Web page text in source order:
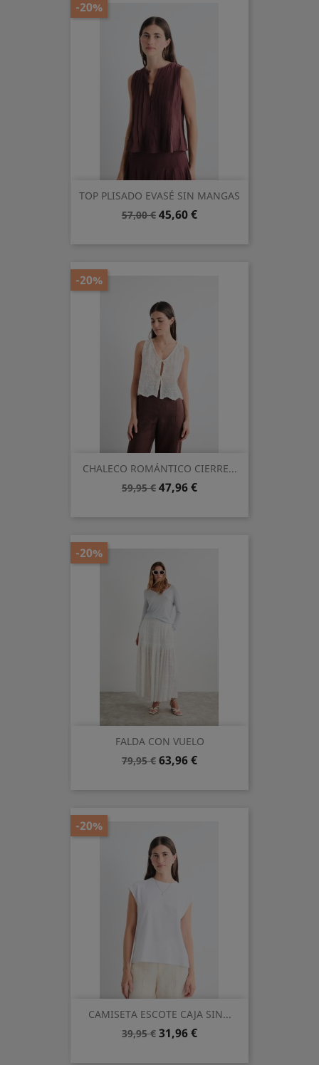
TOP PLISADO EVASÉ SIN MANGAS
Precio
57,00 € Precio
45,60 €
-20%
CHALECO ROMÁNTICO CIERRE...
Precio
59,95 € Precio
47,96 €
-20%
FALDA CON VUELO
Precio
79,95 € Precio
63,96 €
-20%
CAMISETA ESCOTE CAJA SIN...
Precio
39,95 € Precio
31,96 €
-20%